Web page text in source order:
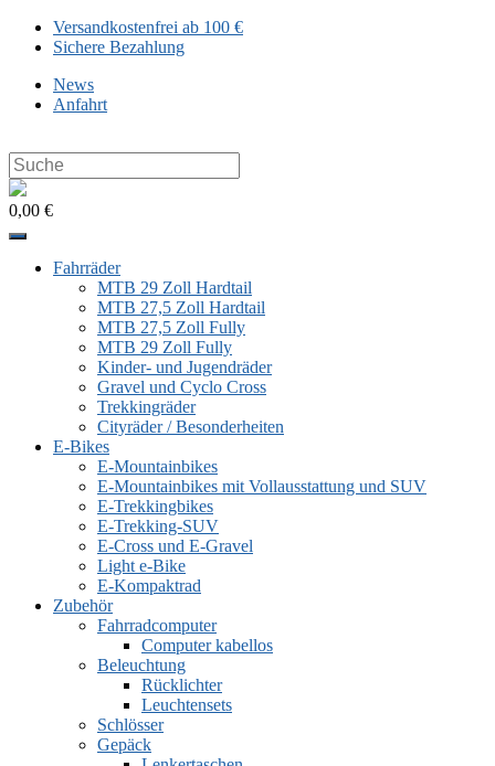
Zum
Inhalt
Versandkostenfrei ab 100 €
Sichere Bezahlung
News
Anfahrt
Search
this
website
0,00 €
Fahrräder
MTB 29 Zoll Hardtail
MTB 27,5 Zoll Hardtail
MTB 27,5 Zoll Fully
MTB 29 Zoll Fully
Kinder- und Jugendräder
Gravel und Cyclo Cross
Trekkingräder
Cityräder / Besonderheiten
E-Bikes
E-Mountainbikes
E-Mountainbikes mit Vollausstattung und SUV
E-Trekkingbikes
E-Trekking-SUV
E-Cross und E-Gravel
Light e-Bike
E-Kompaktrad
Zubehör
Fahrradcomputer
Computer kabellos
Beleuchtung
Rücklichter
Leuchtensets
Schlösser
Gepäck